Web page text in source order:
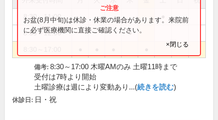
8:30～11:00
8:30～12:00 ●
お盆(8月中旬)は休診・休業の場合があります。来院前
に必ず医療機関に直接ご確認ください。
×閉じる
備考: 8:30～17:00 木曜AMのみ 土曜11時まで
受付は7時より開始
土曜診療は週により変動あり...(続きを読む)
休診日: 日・祝